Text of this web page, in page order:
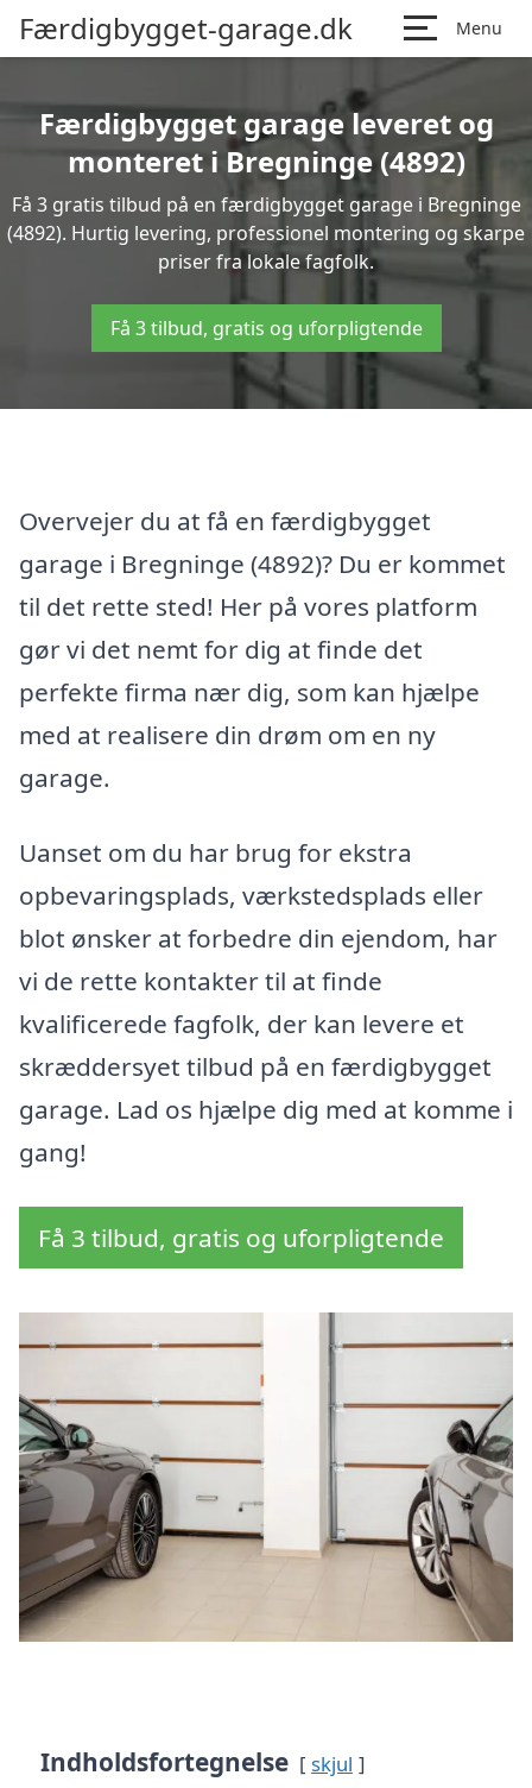
Færdigbygget-garage.dk Menu
Færdigbygget garage leveret og
monteret i Bregninge (4892)
Få 3 gratis tilbud på en færdigbygget garage i Bregninge
(4892). Hurtig levering, professionel montering og skarpe
priser fra lokale fagfolk.
Få 3 tilbud, gratis og uforpligtende
Overvejer du at få en færdigbygget
garage i Bregninge (4892)? Du er kommet
til det rette sted! Her på vores platform
gør vi det nemt for dig at finde det
perfekte firma nær dig, som kan hjælpe
med at realisere din drøm om en ny
garage.
Uanset om du har brug for ekstra
opbevaringsplads, værkstedsplads eller
blot ønsker at forbedre din ejendom, har
vi de rette kontakter til at finde
kvalificerede fagfolk, der kan levere et
skræddersyet tilbud på en færdigbygget
garage. Lad os hjælpe dig med at komme i
gang!
Få 3 tilbud, gratis og uforpligtende
Indholdsfortegnelse skjul